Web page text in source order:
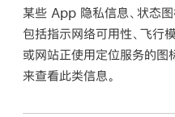
某些 App 隐私信息、状态图
包括指示网络可用性、飞行
或网站正使用定位服务的图
来查看此类信息。